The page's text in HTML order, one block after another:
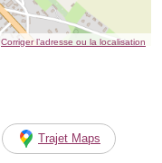
Corriger l’adresse ou la localisation
Trajet Maps